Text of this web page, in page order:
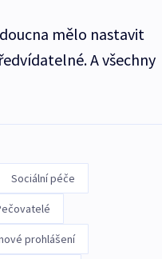
mělo nastavit
A všechny
Sociální péče
prohlášení